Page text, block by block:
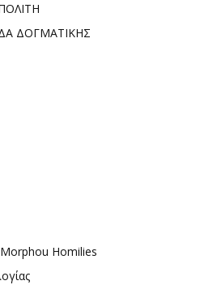
ΔΟΓΜΑΤΙΚΗΣ
Homilies